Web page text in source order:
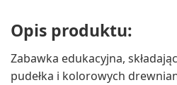
Opis produktu:
Zabawka edukacyjna,
pudełka i kolorowych